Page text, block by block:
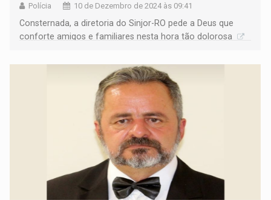
Polícia 10 de Dezembro de 2024 às 09:41
Consternada, a diretoria do Sinjor-RO pede a Deus que
conforte amigos e familiares nesta hora tão dolorosa